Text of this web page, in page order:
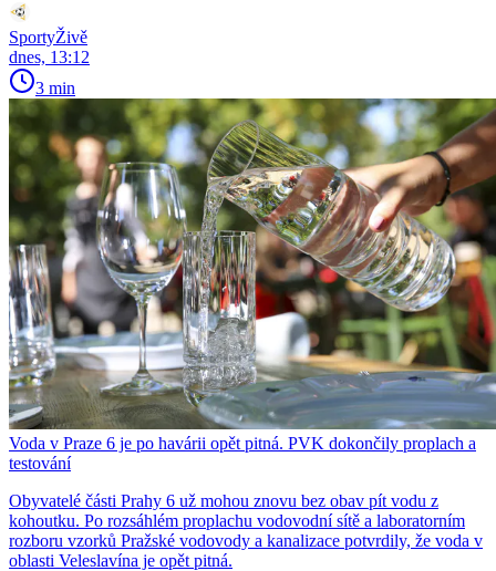
SportyŽivě
dnes, 13:12
3 min
Voda v Praze 6 je po havárii opět pitná. PVK dokončily proplach a
testování
Obyvatelé části Prahy 6 už mohou znovu bez obav pít vodu z
kohoutku. Po rozsáhlém proplachu vodovodní sítě a laboratorním
rozboru vzorků Pražské vodovody a kanalizace potvrdily, že voda v
oblasti Veleslavína je opět pitná.